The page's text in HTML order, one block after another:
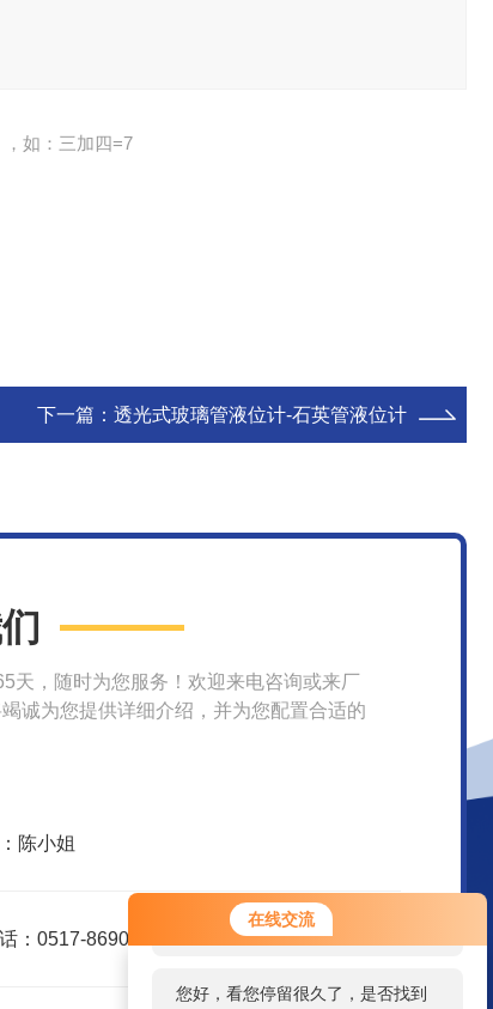
在线交流
您好！欢迎前来咨询，很高兴为您
服务，请问您要咨询什么问题呢？
您好，看您停留很久了，是否找到
如：三加四=7
下一篇： 透光式玻璃管液位计-石英管液位计
天，随时为您服务！欢迎来电咨询或来厂
诚为您提供详细介绍，并为您配置合适的
陈小姐
：0517-86907998